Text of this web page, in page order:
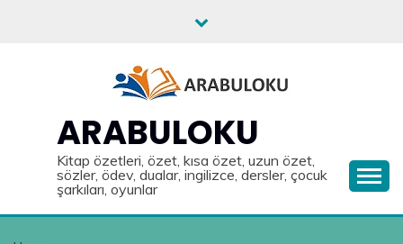
ARABULOKU
Kitap özetleri, özet, kısa özet, uzun özet,
sözler, ödev, dualar, ingilizce, dersler, çocuk
şarkıları, oyunlar